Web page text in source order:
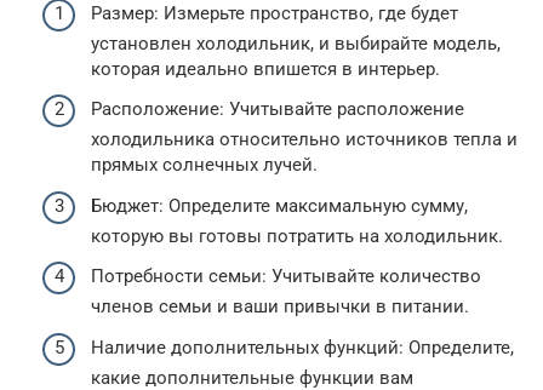
Размер: Измерьте пространство, где будет
установлен холодильник, и выбирайте модель,
которая идеально впишется в интерьер.
Расположение: Учитывайте расположение
холодильника относительно источников тепла и
прямых солнечных лучей.
Бюджет: Определите максимальную сумму,
которую вы готовы потратить на холодильник.
Потребности семьи: Учитывайте количество
членов семьи и ваши привычки в питании.
Наличие дополнительных функций: Определите,
какие дополнительные функции вам